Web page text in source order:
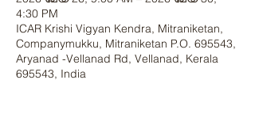
4:30 PM
ICAR Krishi Vigyan Kendra, Mitraniketan,
Companymukku, Mitraniketan P.O. 695543,
Aryanad -Vellanad Rd, Vellanad, Kerala
695543, India